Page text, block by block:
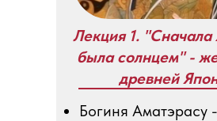
Лекция 1.
была солнцем" -
древней
Богиня Аматэрасу -